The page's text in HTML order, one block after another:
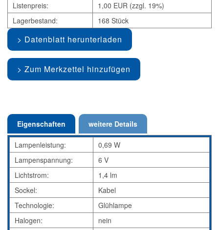
Listenpreis:
1,00 EUR (zzgl. 19%)
Lagerbestand:
168 Stück
Datenblatt herunterladen
Zum Merkzettel hinzufügen
Eigenschaften weitere Details
Lampenleistung:
0,69 W
Lampenspannung:
6 V
Lichtstrom:
1,4 lm
Sockel:
Kabel
Technologie:
Glühlampe
Halogen:
nein